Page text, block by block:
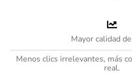
Mayor calidad
Menos clics irrelevantes, más
real.